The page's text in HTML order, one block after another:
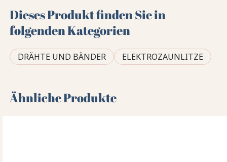
Dieses Produkt finden Sie in
folgenden Kategorien
DRÄHTE UND BÄNDER ELEKTROZAUNLITZE
Ähnliche Produkte